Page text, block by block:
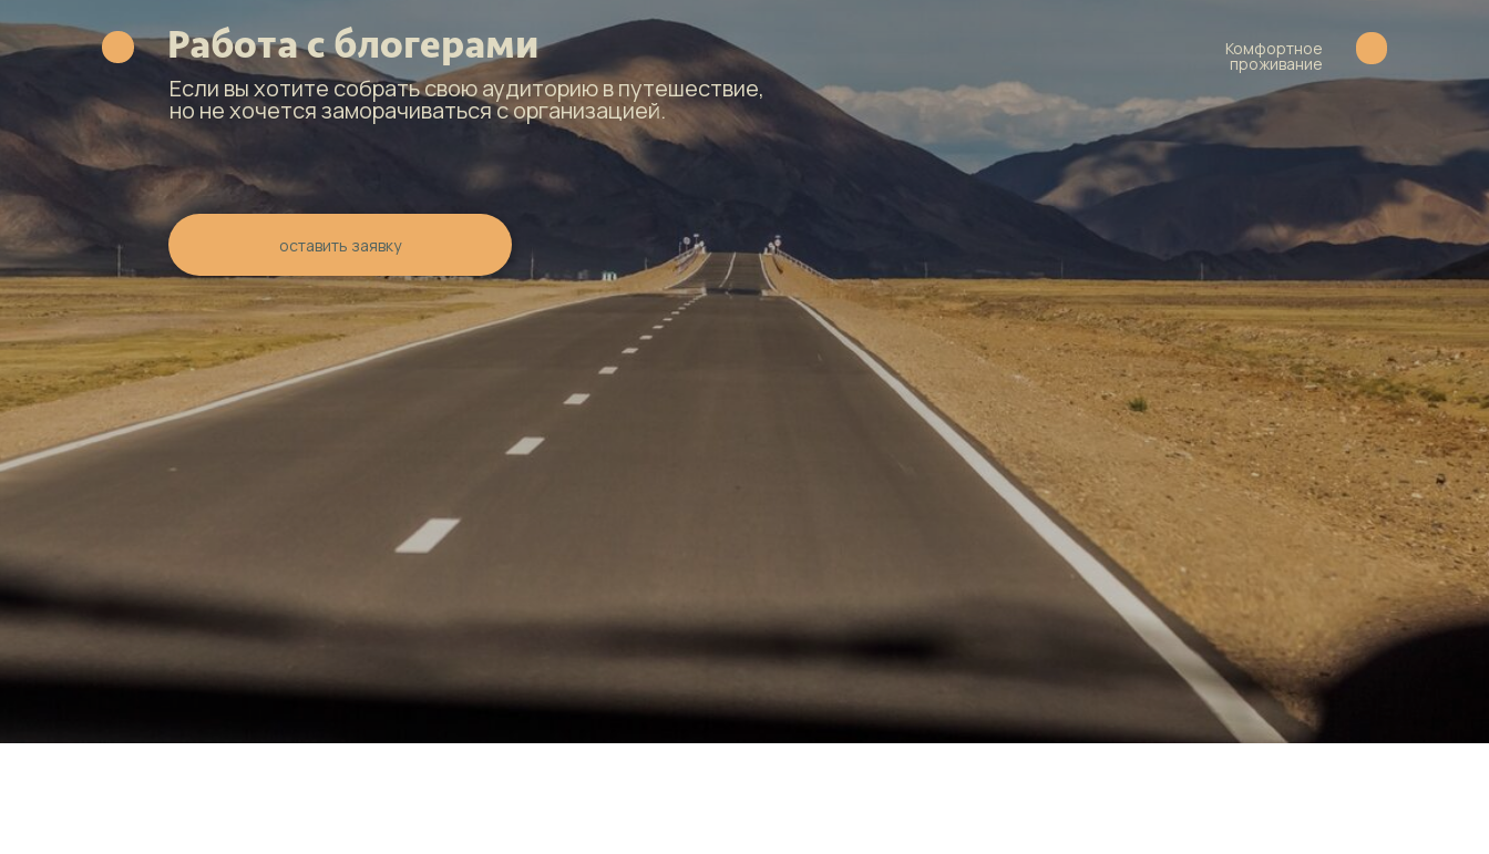
Работа с блогерами
Если вы хотите собрать свою аудиторию в путешествие,
но не хочется заморачиваться с организацией.
Комфортное
проживание
оставить заявку